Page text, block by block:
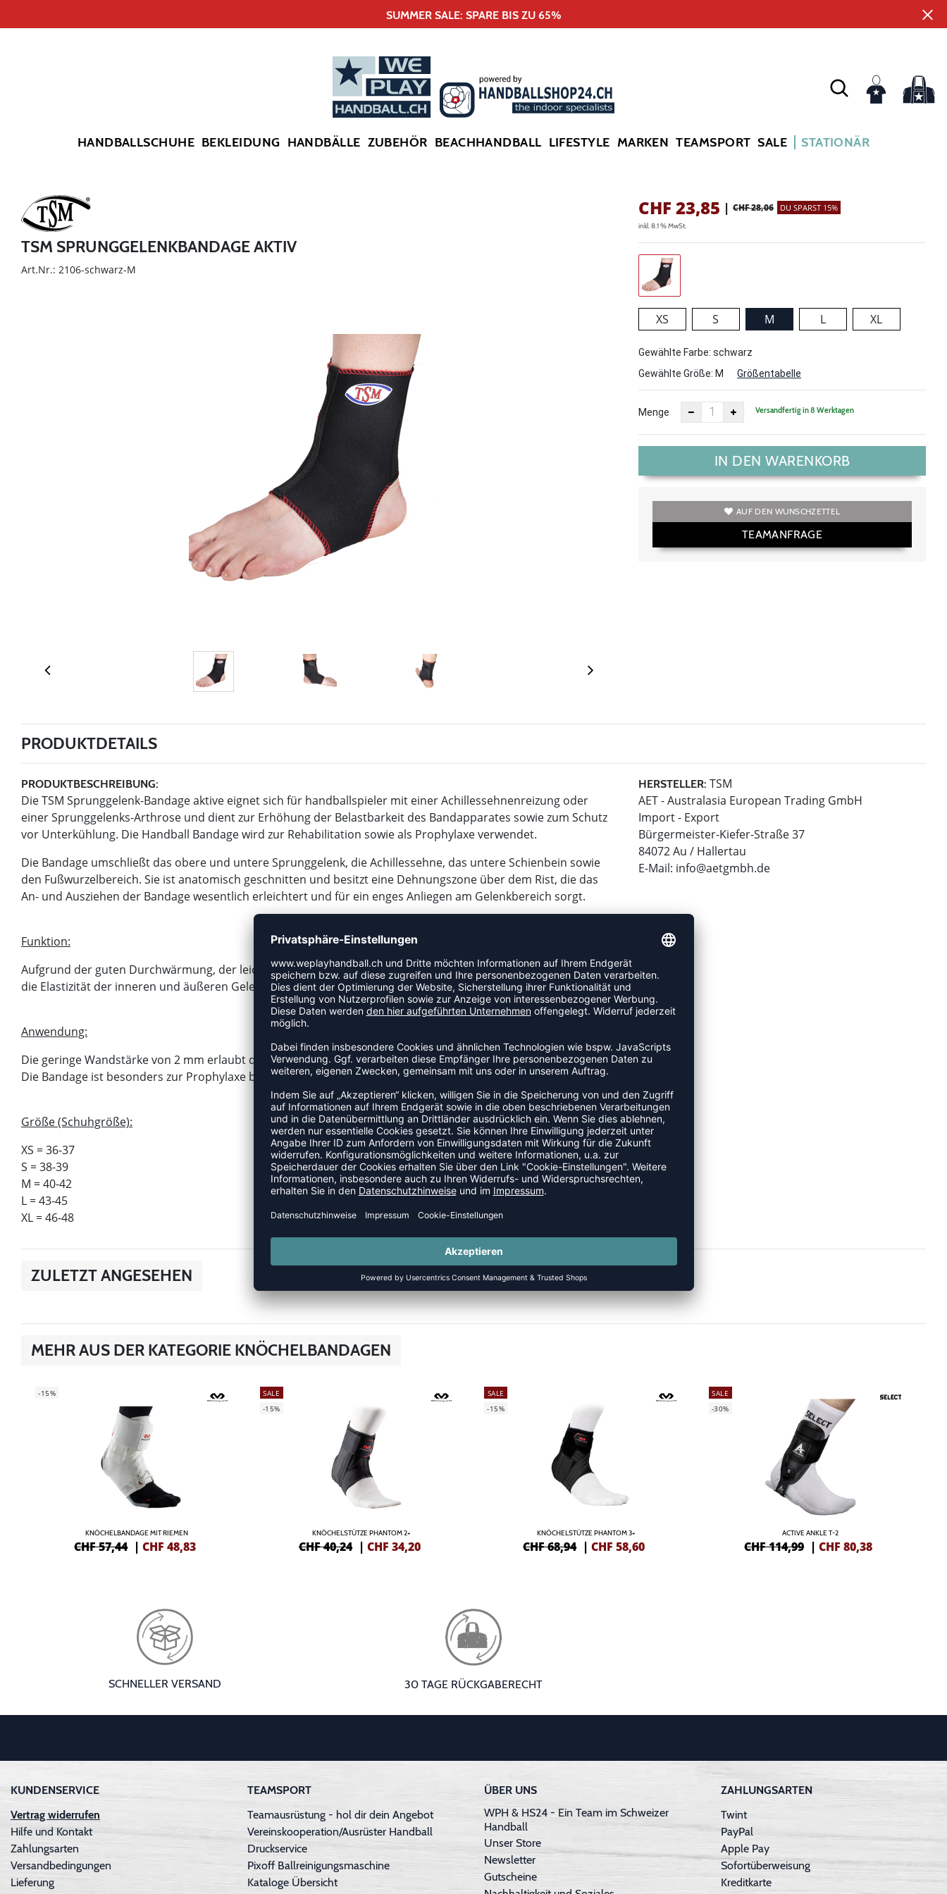
SUMMER SALE: SPARE BIS ZU 65%
HANDBALLSCHUHE BEKLEIDUNG HANDBÄLLE ZUBEHÖR BEACHHANDBALL LIFESTYLE MARKEN TEAMSPORT SALE STATIONÄR
TSM SPRUNGGELENKBANDAGE AKTIV
Art.Nr.: 2106-schwarz-M
CHF 23,85 | CHF 28,06 DU SPARST 15%
inkl. 8.1 % MwSt.
XS S M L XL
Gewählte Farbe: schwarz
Gewählte Größe: M Größentabelle
Menge Versandfertig in 8 Werktagen
IN DEN WARENKORB
AUF DEN WUNSCHZETTEL
TEAMANFRAGE
PRODUKTDETAILS
PRODUKTBESCHREIBUNG:
Die TSM Sprunggelenk-Bandage aktive eignet sich für handballspieler mit einer Achillessehnenreizung oder
einer Sprunggelenks-Arthrose und dient zur Erhöhung der Belastbarkeit des Bandapparates sowie zum Schutz
vor Unterkühlung. Die Handball Bandage wird zur Rehabilitation sowie als Prophylaxe verwendet.
Die Bandage umschließt das obere und untere Sprunggelenk, die Achillessehne, das untere Schienbein sowie
den Fußwurzelbereich. Sie ist anatomisch geschnitten und besitzt eine Dehnungszone über dem Rist, die das
An- und Ausziehen der Bandage wesentlich erleichtert und für ein enges Anliegen am Gelenkbereich sorgt.
Funktion:
Aufgrund der guten Durchwärmung, der leichten Kompression und der Vermeidung von Unterkühlungen wird
die Elastizität der inneren und äußeren Gelenkbänder und damit die Belastbarkeit des Sprunggelenks erhöht.
Anwendung:
Die geringe Wandstärke von 2 mm erlaubt das Tragen der Bandage in allen Schuharten.
Die Bandage ist besonders zur Prophylaxe bei Sportarten mit längeren Belastungsphasen geeignet.
Größe (Schuhgröße):
XS = 36-37
S = 38-39
M = 40-42
L = 43-45
XL = 46-48
HERSTELLER: TSM
AET - Australasia European Trading GmbH
Import - Export
Bürgermeister-Kiefer-Straße 37
84072 Au / Hallertau
E-Mail: info@aetgmbh.de
ZULETZT ANGESEHEN
MEHR AUS DER KATEGORIE KNÖCHELBANDAGEN
-15%
KNÖCHELBANDAGE MIT RIEMEN
CHF 57,44 |CHF 48,83
SALE
-15%
KNÖCHELSTÜTZE PHANTOM 2+
CHF 40,24 | CHF 34,20
SALE
-15%
KNÖCHELSTÜTZE PHANTOM 3+
CHF 68,94 |CHF 58,60
SALE
-30%
ACTIVE ANKLE T-2
CHF 114,99 |CHF 80,38
SCHNELLER VERSAND 30 TAGE RÜCKGABERECHT
KUNDENSERVICE
Vertrag widerrufen
Hilfe und Kontakt
Zahlungsarten
Versandbedingungen
Lieferung
TEAMSPORT
Teamausrüstung - hol dir dein Angebot
Vereinskooperation/Ausrüster Handball
Druckservice
Pixoff Ballreinigungsmaschine
Kataloge Übersicht
ÜBER UNS
WPH & HS24 - Ein Team im Schweizer
Handball
Unser Store
Newsletter
Gutscheine
ZAHLUNGSARTEN
Twint
PayPal
Apple Pay
Sofortüberweisung
Kreditkarte